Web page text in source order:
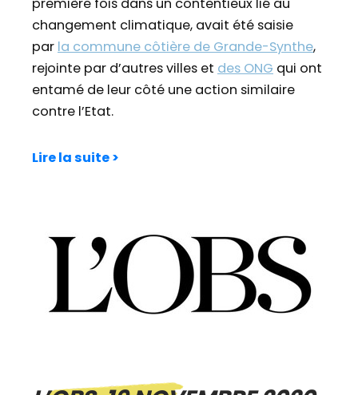
changement climatique, avait été saisie
par la commune côtière de Grande-Synthe,
rejointe par d’autres villes et des ONG qui ont
entamé de leur côté une action similaire
contre l’Etat.
Lire la suite >